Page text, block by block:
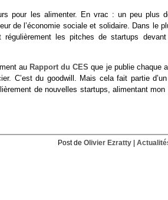
pour les alimenter. En vrac : un peu plus
de l’économie sociale et solidaire. Dans le
les pitches de startups
au Rapport du CES que je publie chaque
C’est du goodwill. Mais cela fait partie
de nouvelles startups, alimentant mon
Post de Olivier Ezratty|